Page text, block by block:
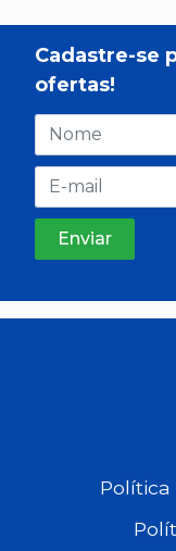
Cadastre-se
ofertas!
Política